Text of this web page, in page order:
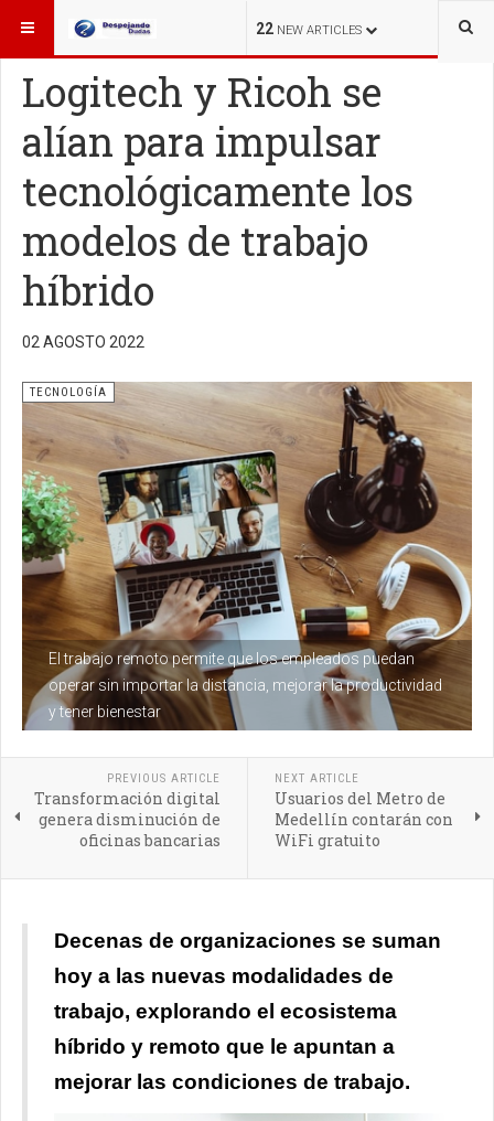
22 NEW ARTICLES
ESTÁ AQUÍ: TECNOLOGÍA
Logitech y Ricoh se
alían para impulsar
tecnológicamente los
modelos de trabajo
híbrido
02 AGOSTO 2022
El trabajo remoto permite que los empleados puedan
operar sin importar la distancia, mejorar la productividad
y tener bienestar
TECNOLOGÍA
PREVIOUS ARTICLE
Transformación digital
genera disminución de
oficinas bancarias
NEXT ARTICLE
Usuarios del Metro de
Medellín contarán con
WiFi gratuito
Decenas de organizaciones se suman
hoy a las nuevas modalidades de
trabajo, explorando el ecosistema
híbrido y remoto que le apuntan a
mejorar las condiciones de trabajo.